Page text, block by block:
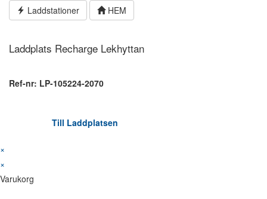
Hoppa Laddstationer HEM
Laddplats Recharge Lekhyttan
Ref-nr: LP-105224-2070
Till Laddplatsen
×
×
Varukorg